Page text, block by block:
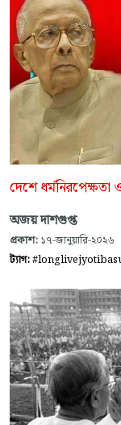
দেশে
অজয় দাশগুপ্ত
প্রকাশ: ১৭-জানুয়ারি-২০২৬
ট্যাগ: